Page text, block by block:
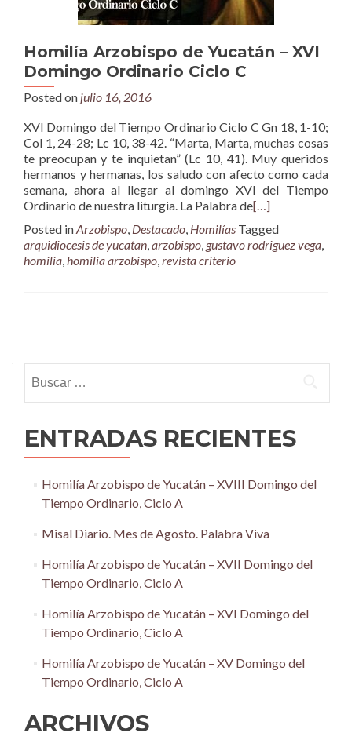
Homilía Arzobispo de Yucatán – XVI
Domingo Ordinario Ciclo C
Posted on julio 16, 2016
XVI Domingo del Tiempo Ordinario Ciclo C Gn 18, 1-10;
Col 1, 24-28; Lc 10, 38-42. “Marta, Marta, muchas cosas
te preocupan y te inquietan” (Lc 10, 41). Muy queridos
hermanos y hermanas, los saludo con afecto como cada
semana, ahora al llegar al domingo XVI del Tiempo
Ordinario de nuestra liturgia. La Palabra de[…]
Posted inArzobispo, Destacado, Homilías Tagged
arquidiocesis de yucatan,arzobispo, gustavo rodriguez vega,
homilia,homilia arzobispo,revista criterio
navigation
ENTRADAS RECIENTES
Homilía Arzobispo de Yucatán – XVIII Domingo del
Tiempo Ordinario, Ciclo A
Misal Diario. Mes de Agosto. Palabra Viva
Homilía Arzobispo de Yucatán – XVII Domingo del
Tiempo Ordinario, Ciclo A
Homilía Arzobispo de Yucatán – XVI Domingo del
Tiempo Ordinario, Ciclo A
Homilía Arzobispo de Yucatán – XV Domingo del
Tiempo Ordinario, Ciclo A
ARCHIVOS